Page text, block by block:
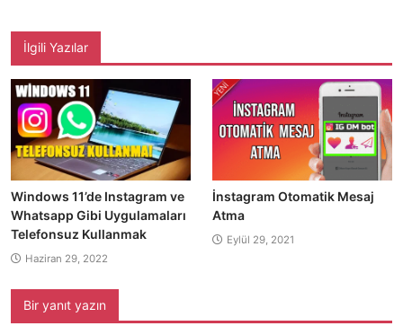
İlgili Yazılar
Windows 11’de Instagram ve
Whatsapp Gibi Uygulamaları
Telefonsuz Kullanmak
Haziran 29, 2022
İnstagram Otomatik Mesaj
Atma
Eylül 29, 2021
Bir yanıt yazın